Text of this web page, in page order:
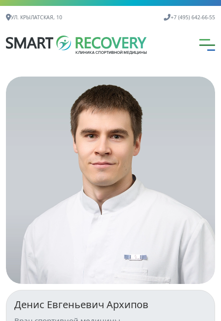
Контактная информация
УЛ. КРЫЛАТСКАЯ, 10 +7 (495) 642-66-55
Денис Евгеньевич Архипов